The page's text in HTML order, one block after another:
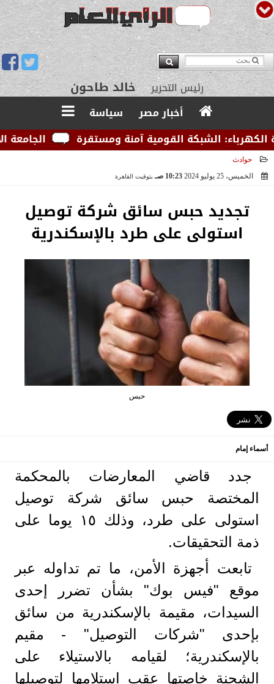
رئيس التحرير خالد طاحون
مدير التحرير يوسف قبودان
أخبار مصر
سياسة
الجامعة
الشبكة القومية آمنة ومستقرة
حوادث
الخميس، 25 يوليو 2024
10:23 صـ بتوقيت القاهرة
تجديد حبس سائق شركة توصيل
استولى على طرد بالإسكندرية
حبس
أسماء إمام
جدد قاضي المعارضات بالمحكمة
المختصة حبس سائق شركة توصيل
استولى على طرد، وذلك ١٥ يوما على
ذمة التحقيقات.
تابعت أجهزة الأمن، ما تم تداوله عبر
موقع "فيس بوك" بشأن تضرر إحدى
السيدات، مقيمة بالإسكندرية من سائق
بإحدى "شركات التوصيل" - مقيم
بالإسكندرية؛ لقيامه بالاستيلاء على
الشحنة خاصتها عقب استلامها لتوصيلها